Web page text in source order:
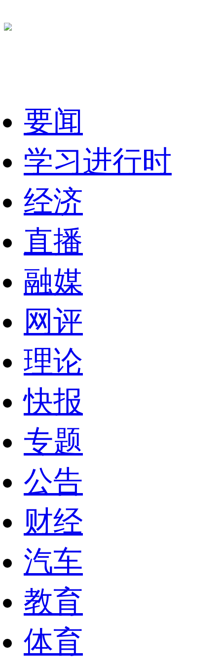
要闻
学习进行时
经济
直播
融媒
网评
理论
快报
专题
公告
财经
汽车
教育
体育